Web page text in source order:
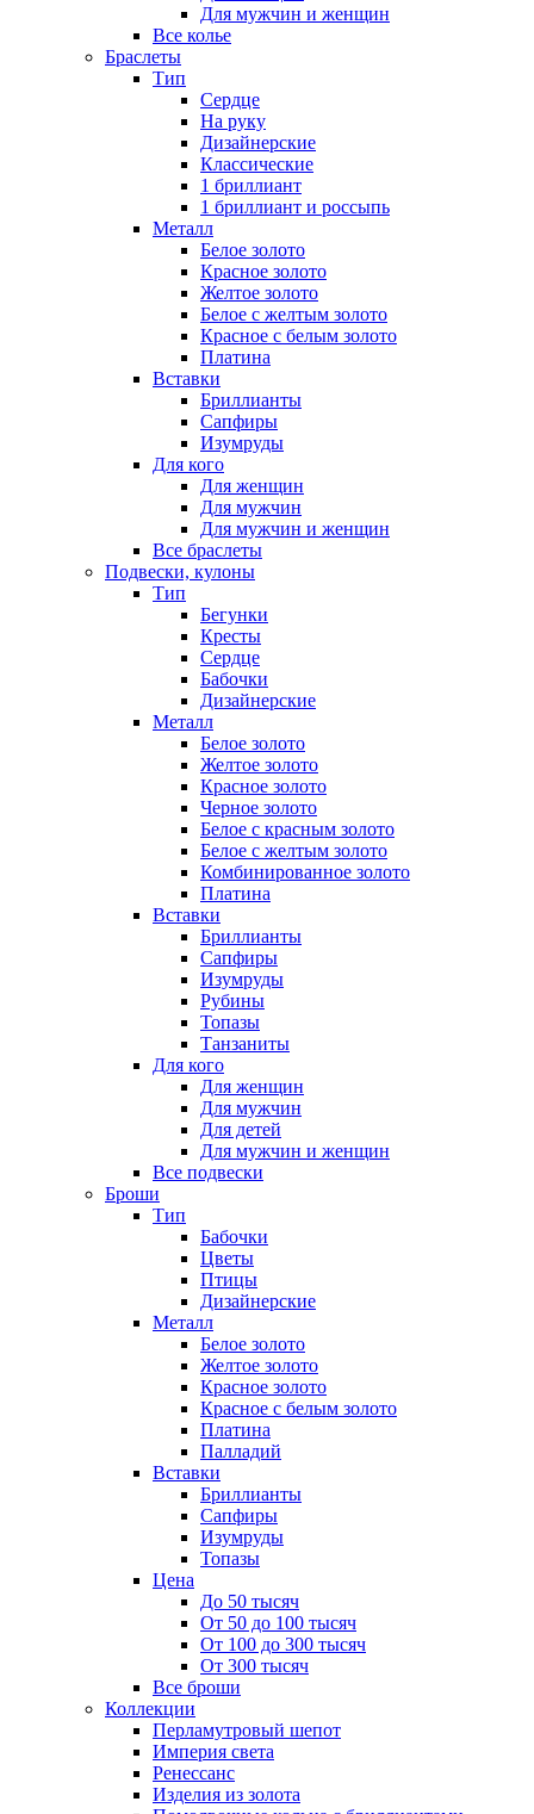
Для мужчин и женщин
Все колье
Браслеты
Тип
Сердце
На руку
Дизайнерские
Классические
1 бриллиант
1 бриллиант и россыпь
Металл
Белое золото
Красное золото
Желтое золото
Белое с желтым золото
Красное с белым золото
Платина
Вставки
Бриллианты
Сапфиры
Изумруды
Для кого
Для женщин
Для мужчин
Для мужчин и женщин
Все браслеты
Подвески, кулоны
Тип
Бегунки
Кресты
Сердце
Бабочки
Дизайнерские
Металл
Белое золото
Желтое золото
Красное золото
Черное золото
Белое с красным золото
Белое с желтым золото
Комбинированное золото
Платина
Вставки
Бриллианты
Сапфиры
Изумруды
Рубины
Топазы
Танзаниты
Для кого
Для женщин
Для мужчин
Для детей
Для мужчин и женщин
Все подвески
Броши
Тип
Бабочки
Цветы
Птицы
Дизайнерские
Металл
Белое золото
Желтое золото
Красное золото
Красное с белым золото
Платина
Палладий
Вставки
Бриллианты
Сапфиры
Изумруды
Топазы
Цена
До 50 тысяч
От 50 до 100 тысяч
От 100 до 300 тысяч
От 300 тысяч
Все броши
Коллекции
Перламутровый шепот
Империя света
Ренессанс
Изделия из золота